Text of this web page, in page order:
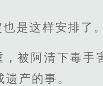
是这样安排了。
，被阿清下毒
产的事。